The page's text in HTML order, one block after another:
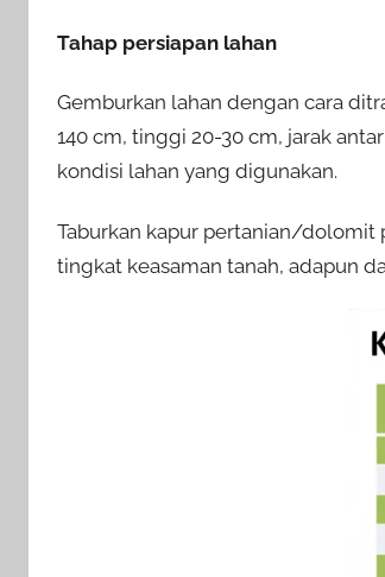
Tahap persiapan lahan
Gemburkan lahan dengan cara
140 cm, tinggi 20-30 cm, jarak
kondisi lahan yang digunakan.
Taburkan kapur pertanian/dolomit
tingkat keasaman tanah, adapun